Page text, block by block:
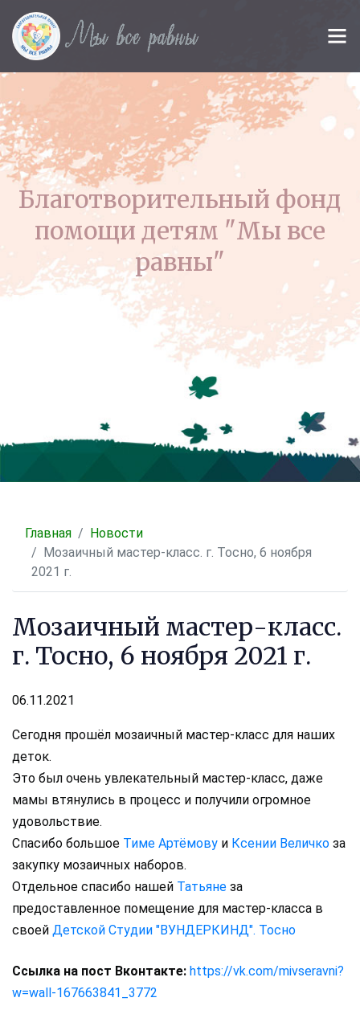
Благотворительный фонд
помощи детям "Мы все
равны"
Главная
Новости
Мозаичный мастер-класс. г. Тосно, 6 ноября
2021 г.
Мозаичный мастер-класс.
г. Тосно, 6 ноября 2021 г.
06.11.2021
Сегодня прошёл мозаичный мастер-класс для наших
деток.
Это был очень увлекательный мастер-класс, даже
мамы втянулись в процесс и получили огромное
удовольствие.
Спасибо большое Тиме Артёмову и Ксении Величко за
закупку мозаичных наборов.
Отдельное спасибо нашей Татьяне за
предоставленное помещение для мастер-класса в
своей Детской Студии "ВУНДЕРКИНД". Тосно
Ссылка на пост Вконтакте: https://vk.com/mivseravni?
w=wall-167663841_3772